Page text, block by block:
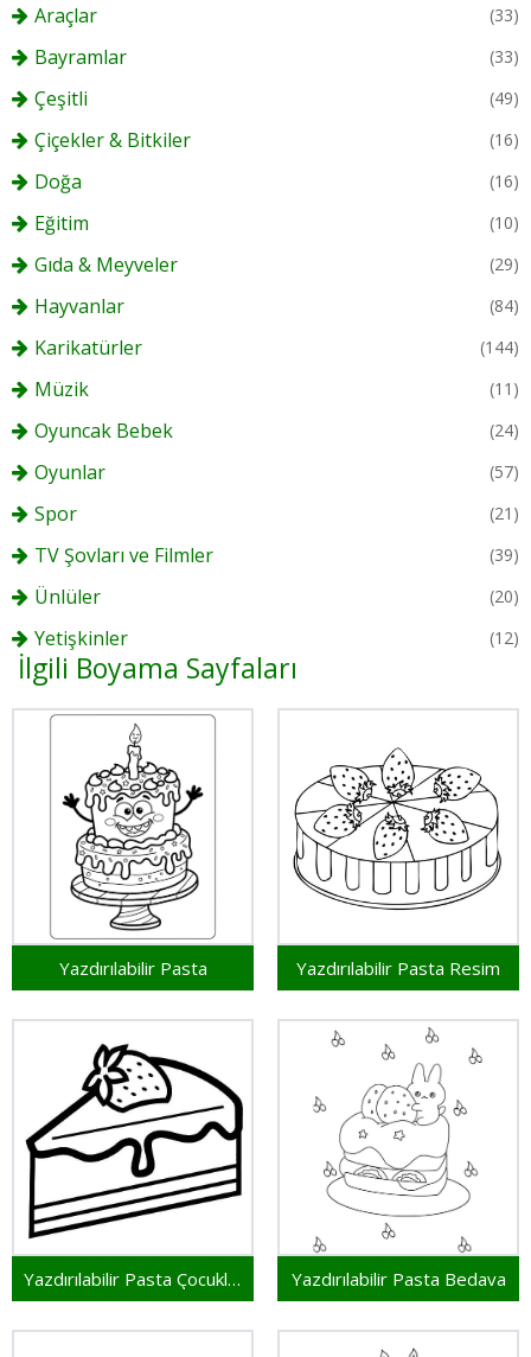
Araçlar (33)
Bayramlar (33)
Çeşitli (49)
Çiçekler & Bitkiler (16)
Doğa (16)
Eğitim (10)
Gıda & Meyveler (29)
Hayvanlar (84)
Karikatürler (144)
Müzik (11)
Oyuncak Bebek (24)
Oyunlar (57)
Spor (21)
TV Şovları ve Filmler (39)
Ünlüler (20)
Yetişkinler (12)
İlgili Boyama Sayfaları
Yazdırılabilir Pasta Yazdırılabilir Pasta Resim
Yazdırılabilir Pasta Çocuklar İçin Yazdırılabilir Pasta Bedava